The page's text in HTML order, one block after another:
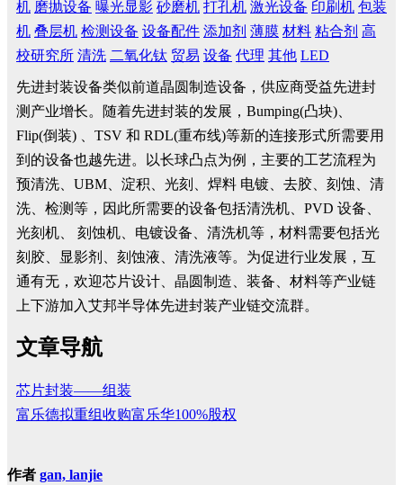
机 磨抛设备 曝光显影 砂磨机 打孔机 激光设备 印刷机 包装
机 叠层机 检测设备 设备配件 添加剂 薄膜 材料 粘合剂 高
校研究所 清洗 二氧化钛 贸易 设备 代理 其他 LED
先进封装设备类似前道晶圆制造设备，供应商受益先进封
测产业增长。随着先进封装的发展，Bumping(凸块)、
Flip(倒装) 、TSV 和 RDL(重布线)等新的连接形式所需要用
到的设备也越先进。以长球凸点为例，主要的工艺流程为
预清洗、UBM、淀积、光刻、焊料 电镀、去胶、刻蚀、清
洗、检测等，因此所需要的设备包括清洗机、PVD 设备、
光刻机、 刻蚀机、电镀设备、清洗机等，材料需要包括光
刻胶、显影剂、刻蚀液、清洗液等。为促进行业发展，互
通有无，欢迎芯片设计、晶圆制造、装备、材料等产业链
上下游加入艾邦半导体先进封装产业链交流群。
文章导航
芯片封装——组装
富乐德拟重组收购富乐华100%股权
作者 gan, lanjie